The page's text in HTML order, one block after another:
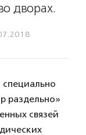
дворах.
специально
раздельно»
связей